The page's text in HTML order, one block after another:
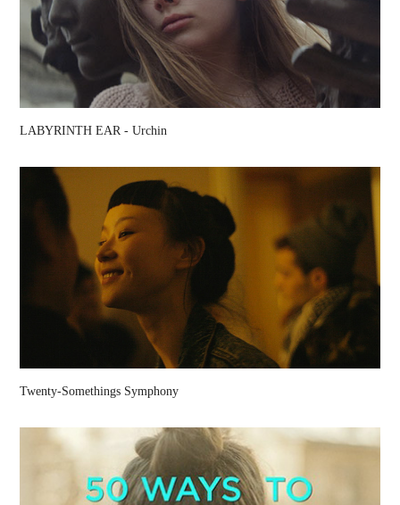
LABYRINTH EAR - Urchin
Twenty-Somethings Symphony